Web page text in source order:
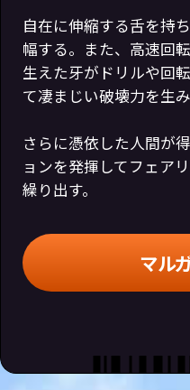
自在に伸縮する舌を持
幅する。また、高速回
生えた牙がドリルや回
て凄まじい破壊力を生み
さらに憑依した人間が
ョンを発揮してフェア
繰り出す。
マル